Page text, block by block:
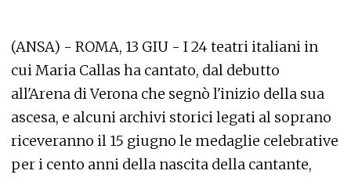
(ANSA) - ROMA, 13 GIU - I 24 teatri italiani in
cui Maria Callas ha cantato, dal debutto
all'Arena di Verona che segnò l'inizio della sua
ascesa, e alcuni archivi storici legati al soprano
riceveranno il 15 giugno le medaglie celebrative
per i cento anni della nascita della cantante,